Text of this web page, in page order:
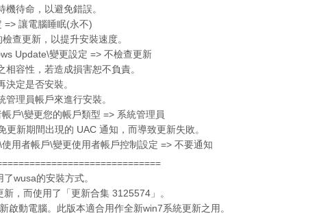
待命，以避免錯誤。
=> 讓電腦睡眠(永不)
查更新，以提升安裝速度。
Update\變更設定 => 不檢查更新
容性，若造成損害恕不負責。
定是否安裝。
理員帳戶來進行安裝。
戶\變更您的帳戶類型 => 系統管理員
新期間出現的 UAC 通知，而導致更新失敗。
用者帳戶\變更使用者帳戶控制設定 => 不要通知
wusa的安裝方式。
，而使用了「更新合集 3125574」。
啟動電腦。此版本適合用作全新win7系統更新之用。